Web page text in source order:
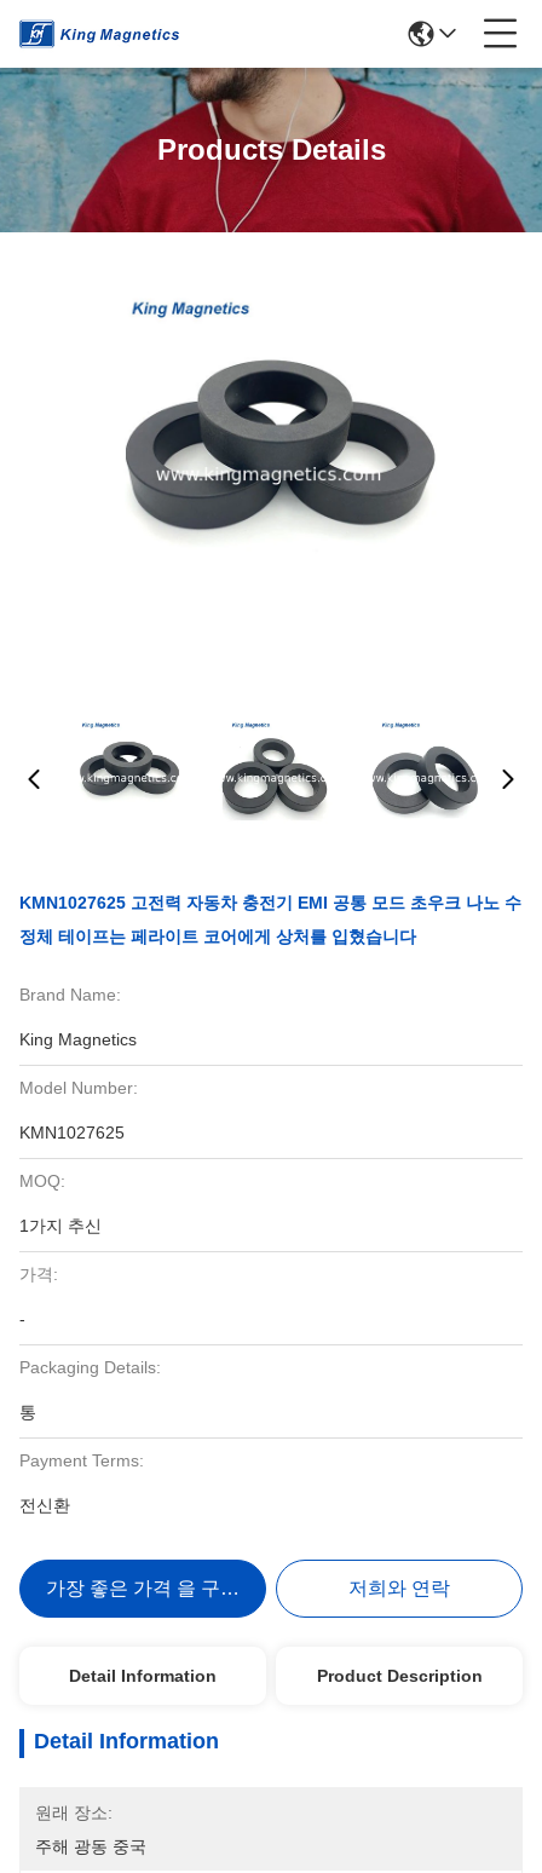
Products Details
KMN1027625 고전력 자동차 충전기 EMI 공통 모드 초우크 나노 수
정체 테이프는 페라이트 코어에게 상처를 입혔습니다
Brand Name:
King Magnetics
Model Number:
KMN1027625
MOQ:
1가지 추신
가격:
-
Packaging Details:
통
Payment Terms:
전신환
가장 좋은 가격 을 구하라 저희와 연락
Detail Information Product Description
Detail Information
원래 장소:
주해 광동 중국